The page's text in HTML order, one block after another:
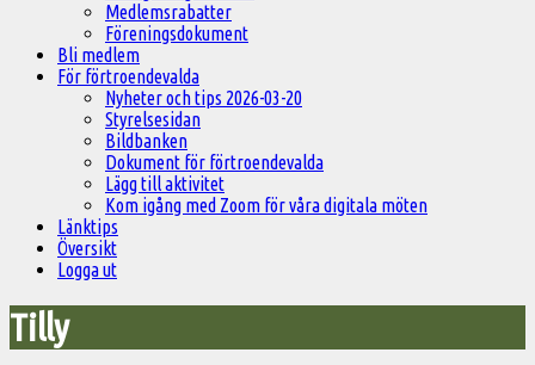
Medlemsrabatter
Föreningsdokument
Bli medlem
För förtroendevalda
Nyheter och tips 2026-03-20
Styrelsesidan
Bildbanken
Dokument för förtroendevalda
Lägg till aktivitet
Kom igång med Zoom för våra digitala möten
Länktips
Översikt
Logga ut
Tilly